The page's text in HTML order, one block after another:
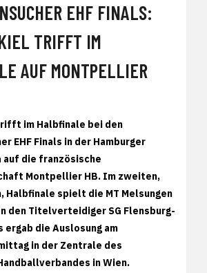
EHF FINALS:
TRIFFT IM
AUF MONTPELLIER
im Halbfinale bei den
EHF Finals in der Hamburger
auf die französische
Montpellier HB. Im zweiten,
Halbfinale spielt die MT Melsungen
den Titelverteidiger SG Flensburg-
ergab die Auslosung am
in der Zentrale des
in Wien.